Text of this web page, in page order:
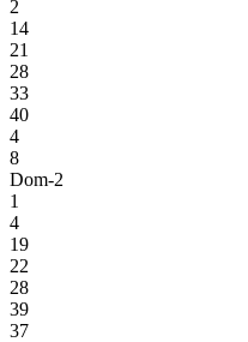
2
14
21
28
33
40
4
8
Dom-2
1
4
19
22
28
39
37